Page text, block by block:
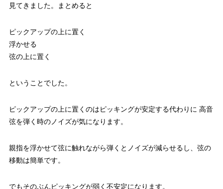
見てきました。まとめると
ピックアップの上に置く
浮かせる
弦の上に置く
ということでした。
ピックアップの上に置くのはピッキングが安定する代わりに 高音
弦を弾く時のノイズが気になります。
親指を浮かせて弦に触れながら弾くとノイズが減らせるし、弦の
移動は簡単です。
でもそのぶんピッキングが弱く不安定になります。